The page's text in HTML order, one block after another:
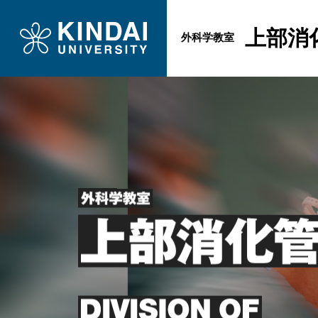
外科学教室 上部消